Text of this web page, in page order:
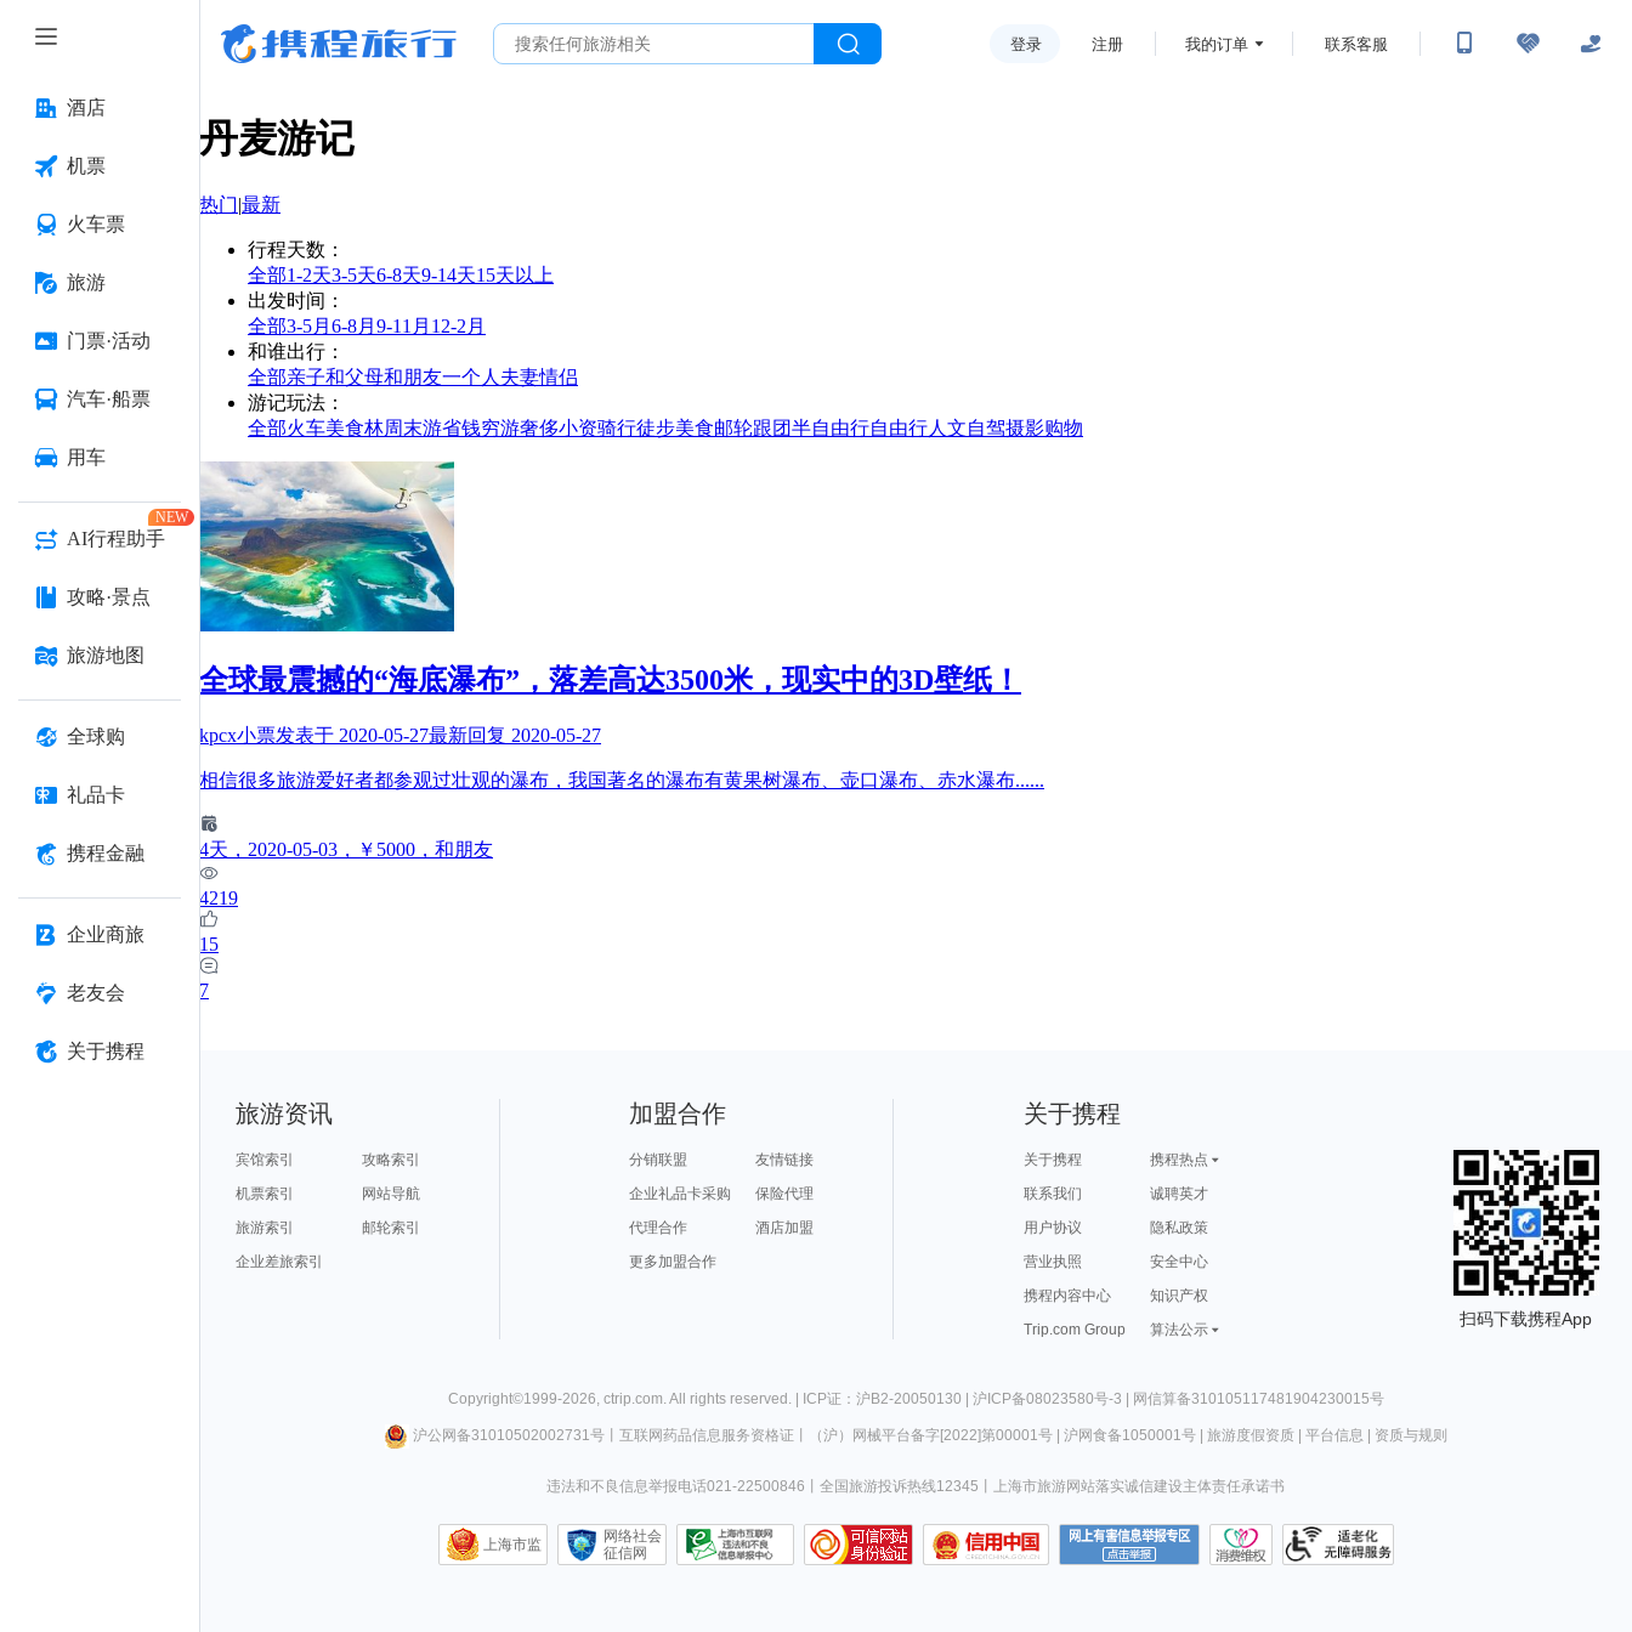
酒店
机票
火车票
旅游
门票·活动
汽车·船票
用车
AI行程助手
NEW
攻略·景点
旅游地图
全球购
礼品卡
携程金融
企业商旅
老友会
关于携程
登录 注册 我的订单 联系客服
丹麦游记
热门|最新
行程天数 ：
全部1-2天3-5天6-8天9-14天15天以上
出发时间 ：
全部3-5月 6-8月 9-11月 12-2月
和谁出行 ：
全部亲子和父母和朋友一个人 夫妻情侣
游记玩法 ：
全部火车美食林周末游省钱穷游奢侈小资骑行徒步美食邮轮跟团半自由行自由行人文自驾摄影购物
全球最震撼的“海底瀑布”，落差高达3500米，现实中的3D壁纸！
kpcx小票发表于 2020-05-27最新回复 2020-05-27
相信很多旅游爱好者都参观过壮观的瀑布，我国著名的瀑布有黄果树瀑布、壶口瀑布、赤水瀑布......
4天 ，2020-05-03 ，￥5000 ，和朋友
4219
15
7
旅游资讯
宾馆索引
攻略索引
机票索引
网站导航
旅游索引
邮轮索引
企业差旅索引
加盟合作
分销联盟
友情链接
企业礼品卡采购
保险代理
代理合作
酒店加盟
更多加盟合作
关于携程
关于携程
携程热点
联系我们
诚聘英才
用户协议
隐私政策
营业执照
安全中心
携程内容中心
知识产权
Trip.com Group
算法公示
扫码下载携程App
Copyright©1999-2026 ctrip.com . All rights reserved. | ICP证：沪B2-20050130 | 沪ICP备08023580号-3 | 网信算备310105117481904230015号
沪公网备31010502002731号丨 互联网药品信息服务资格证 （沪）网械平台备字[2022]第00001号| 沪网食备1050001号| 旅游度假资质| 平台信息 | 资质与规则
违法和不良信息举报电话021-22500846 全国旅游投诉热线12345 上海市旅游网站落实诚信建设主体责任承诺书
上海市监
网络社会
征信网